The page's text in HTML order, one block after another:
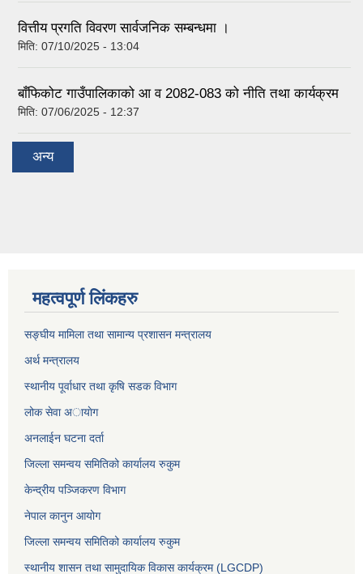
वित्तीय प्रगति विवरण सार्वजनिक सम्बन्धमा ।
मिति: 07/10/2025 - 13:04
बाँफिकोट गाउँपालिकाको आ व 2082-083 को नीति तथा कार्यक्रम
मिति: 07/06/2025 - 12:37
अन्य
महत्वपूर्ण लिंकहरु
सङ्घीय मामिला तथा सामान्य प्रशासन मन्त्रालय
अर्थ मन्त्रालय
स्थानीय पूर्वाधार तथा कृषि सडक विभाग
लोक सेवा अायाेग
अनलाईन घटना दर्ता
जिल्ला समन्वय समितिको कार्यालय रुकुम
केन्द्रीय पञ्जिकरण विभाग
नेपाल कानुन आयोग
जिल्ला समन्वय समितिको कार्यालय रुकुम
स्थानीय शासन तथा सामुदायिक विकास कार्यक्रम (LGCDP)